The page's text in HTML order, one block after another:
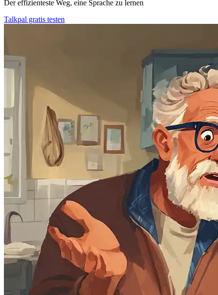
Der effizienteste Weg, eine Sprache zu lernen
Talkpal gratis testen